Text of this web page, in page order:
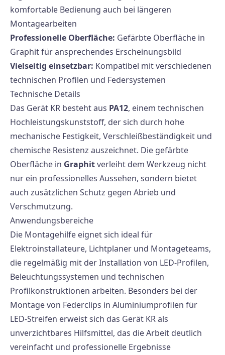
komfortable Bedienung auch bei längeren
Montagearbeiten
Professionelle Oberfläche: Gefärbte Oberfläche in
Graphit für ansprechendes Erscheinungsbild
Vielseitig einsetzbar: Kompatibel mit verschiedenen
technischen Profilen und Federsystemen
Technische Details
Das Gerät KR besteht aus PA12, einem technischen
Hochleistungskunststoff, der sich durch hohe
mechanische Festigkeit, Verschleißbeständigkeit und
chemische Resistenz auszeichnet. Die gefärbte
Oberfläche in Graphitverleiht dem Werkzeug nicht
nur ein professionelles Aussehen, sondern bietet
auch zusätzlichen Schutz gegen Abrieb und
Verschmutzung.
Anwendungsbereiche
Die Montagehilfe eignet sich ideal für
Elektroinstallateure, Lichtplaner und Montageteams,
die regelmäßig mit der Installation von LED-Profilen,
Beleuchtungssystemen und technischen
Profilkonstruktionen arbeiten. Besonders bei der
Montage von Federclips in Aluminiumprofilen für
LED-Streifen erweist sich das Gerät KR als
unverzichtbares Hilfsmittel, das die Arbeit deutlich
vereinfacht und professionelle Ergebnisse